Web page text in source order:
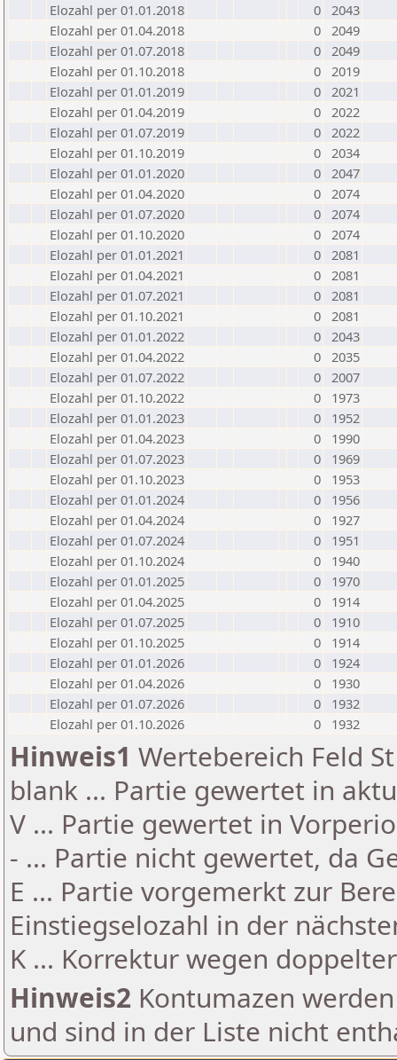
Elozahl per 01.01.2018
0 2043
Elozahl per 01.04.2018
0 2049
Elozahl per 01.07.2018
0 2049
Elozahl per 01.10.2018
0 2019
Elozahl per 01.01.2019
0 2021
Elozahl per 01.04.2019
0 2022
Elozahl per 01.07.2019
0 2022
Elozahl per 01.10.2019
0 2034
Elozahl per 01.01.2020
0 2047
Elozahl per 01.04.2020
0 2074
Elozahl per 01.07.2020
0 2074
Elozahl per 01.10.2020
0 2074
Elozahl per 01.01.2021
0 2081
Elozahl per 01.04.2021
0 2081
Elozahl per 01.07.2021
0 2081
Elozahl per 01.10.2021
0 2081
Elozahl per 01.01.2022
0 2043
Elozahl per 01.04.2022
0 2035
Elozahl per 01.07.2022
0 2007
Elozahl per 01.10.2022
0
1973
Elozahl per 01.01.2023
0
1952
Elozahl per 01.04.2023
0
1990
Elozahl per 01.07.2023
0
1969
Elozahl per 01.10.2023
0
1953
Elozahl per 01.01.2024
0
1956
Elozahl per 01.04.2024
0
1927
Elozahl per 01.07.2024
0
1951
Elozahl per 01.10.2024
0
1940
Elozahl per 01.01.2025
0
1970
Elozahl per 01.04.2025
0
1914
Elozahl per 01.07.2025
0
1910
Elozahl per 01.10.2025
0
1914
Elozahl per 01.01.2026
0
1924
Elozahl per 01.04.2026
0
1930
Elozahl per 01.07.2026
0
1932
Elozahl per 01.10.2026
0 1932
Hinweis1 Wertebereich Feld
blank ... Partie gewertet in
V ... Partie gewertet in
- ... Partie nicht gewertet, da
E ... Partie vorgemerkt zur
Einstiegselozahl in der
K ... Korrektur wegen
Hinweis2 Kontumazen
und sind in der Liste nicht